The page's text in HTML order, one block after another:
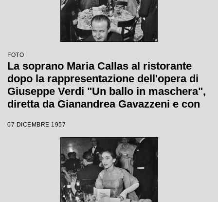
FOTO
La soprano Maria Callas al ristorante
dopo la rappresentazione dell'opera di
Giuseppe Verdi "Un ballo in maschera",
diretta da Gianandrea Gavazzeni e con
quale è stata inaugurata la stagione
lirica 1957-1958 del Teatro alla Scala
07 DICEMBRE 1957